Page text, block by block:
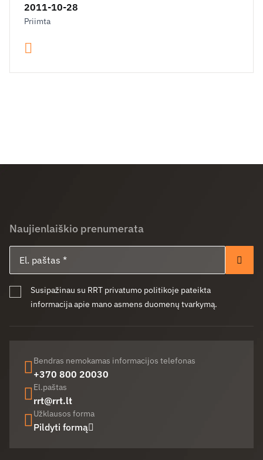
2011-10-28
Priimta
Naujienlaiškio prenumerata
Susipažinau su RRT privatumo politikoje pateikta
informacija apie mano asmens duomenų tvarkymą.
Bendras nemokamas informacijos telefonas
+370 800 20030
El.paštas
rrt@rrt.lt
Užklausos forma
Pildyti formą